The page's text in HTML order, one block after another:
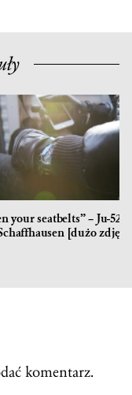
your seatbelts” – Ju-52 i
[dużo zdjęć]
komentarz.